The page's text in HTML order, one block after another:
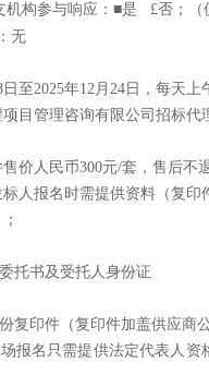
构参与响应： ■是 £否；（
无
日至2025年12月24日，每天
目管理咨询有限公司招标代
价人民币300元/套，售后不
人报名时需提供资料（复印
；
托书及受托人身份证
复印件（复印件加盖供应商
报名只需提供法定代表人